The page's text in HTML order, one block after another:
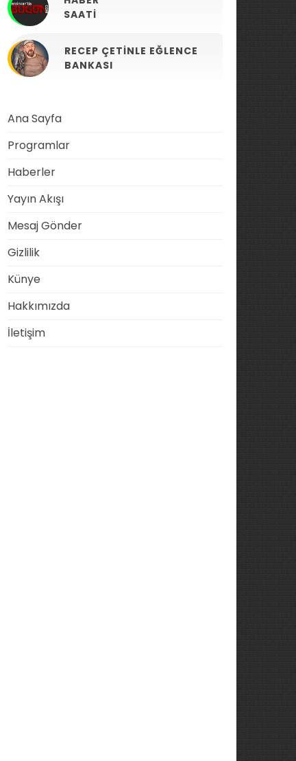
SAATI
RECEP ÇETINLE EĞLENCE
BANKASI
Ana Sayfa
Programlar
Haberler
Yayın Akışı
Mesaj Gönder
Gizlilik
Künye
Hakkımızda
İletişim